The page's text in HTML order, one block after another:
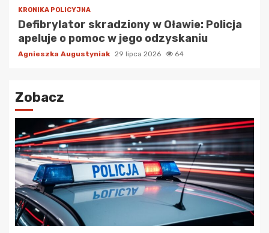
KRONIKA POLICYJNA
Defibrylator skradziony w Oławie: Policja
apeluje o pomoc w jego odzyskaniu
Agnieszka Augustyniak 29 lipca 2026 64
Zobacz